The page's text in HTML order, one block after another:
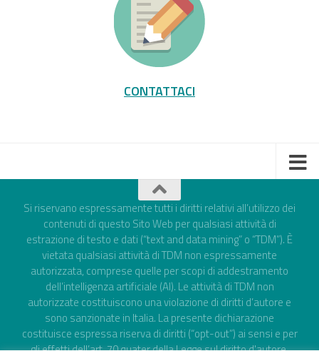
CONTATTACI
Si riservano espressamente tutti i diritti relativi all’utilizzo dei
contenuti di questo Sito Web per qualsiasi attività di
estrazione di testo e dati (“text and data mining” o “TDM”). È
vietata qualsiasi attività di TDM non espressamente
autorizzata, comprese quelle per scopi di addestramento
dell’intelligenza artificiale (AI). Le attività di TDM non
autorizzate costituiscono una violazione di diritti d’autore e
sono sanzionate in Italia. La presente dichiarazione
costituisce espressa riserva di diritti (“opt-out”) ai sensi e per